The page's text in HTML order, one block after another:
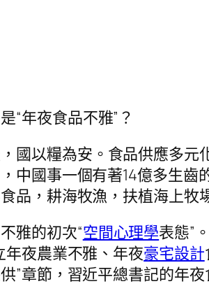
“年夜食品不雅”？
國以糧為安。食品供應多元
中國事一個有著14億多生
品，耕海牧漁，扶植海上牧
雅的初次“空間心理學表態”
年夜農業不雅、年夜豪宅設計
”章節，習近平總書記的年